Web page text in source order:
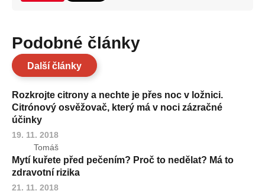
Podobné články
Další články
Rozkrojte citrony a nechte je přes noc v ložnici.
Citrónový osvěžovač, který má v noci zázračné
účinky
19. 11. 2018
Tomáš
Mytí kuřete před pečením? Proč to nedělat? Má to
zdravotní rizika
21. 11. 2018